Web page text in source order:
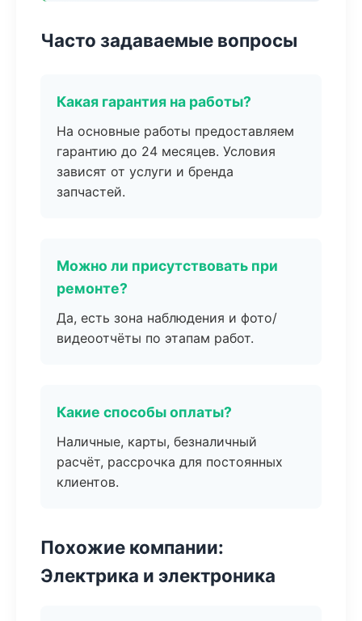
Часто задаваемые вопросы
Какая гарантия на работы?
На основные работы предоставляем
гарантию до 24 месяцев. Условия
зависят от услуги и бренда
запчастей.
Можно ли присутствовать при
ремонте?
Да, есть зона наблюдения и фото/
видеоотчёты по этапам работ.
Какие способы оплаты?
Наличные, карты, безналичный
расчёт, рассрочка для постоянных
клиентов.
Похожие компании:
Электрика и электроника